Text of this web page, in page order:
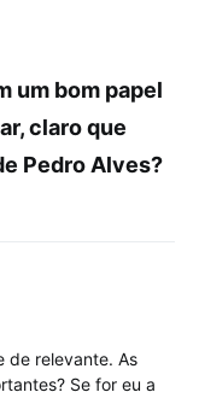
de relevante. As
Se for eu a
um bom papel
claro que
Pedro Alves?